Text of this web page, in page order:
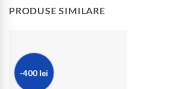
PRODUSE SIMILARE
-400 lei